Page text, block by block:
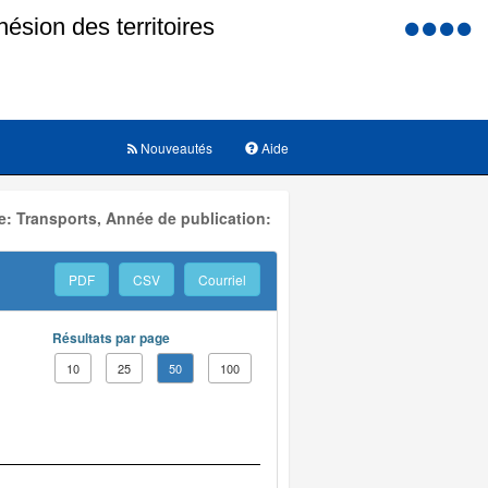
Menu
Aide
Nouveautés
Transports, Année de publication:
PDF CSV Courriel
Résultats par page
10 25 50 100